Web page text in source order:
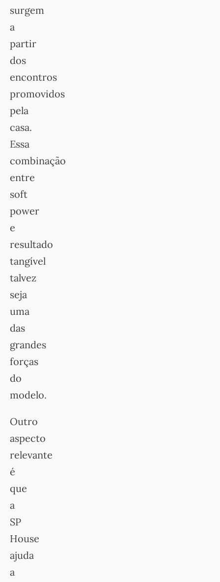
surgem
a
partir
dos
encontros
promovidos
pela
casa.
Essa
combinação
entre
soft
power
e
resultado
tangível
talvez
seja
uma
das
grandes
forças
do
modelo.
Outro
aspecto
relevante
é
que
a
SP
House
ajuda
a